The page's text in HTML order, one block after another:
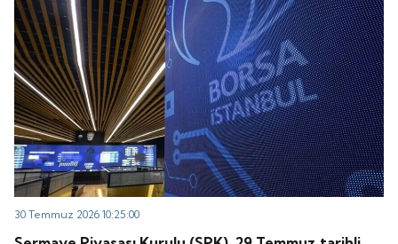
ile Quick Sigorta işlem görmeye başlayacak.
30 Temmuz 2026 10:25:00